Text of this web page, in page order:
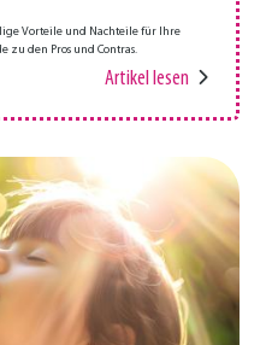
Vorteile und Nachteile für Ihre
zu den Pros und Contras.
Artikel lesen